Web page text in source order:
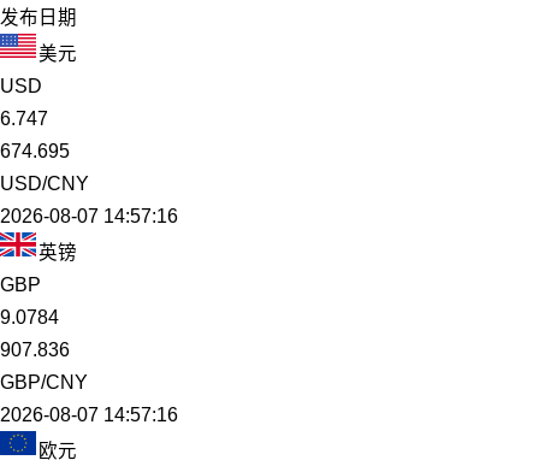
发布日期
美元
USD
6.747
674.695
USD/CNY
2026-08-07 14:57:16
英镑
GBP
9.0784
907.836
GBP/CNY
2026-08-07 14:57:16
欧元